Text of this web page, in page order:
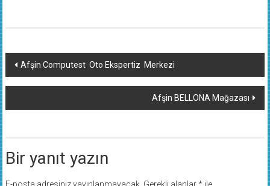
Yazı
dolaşımı
Afşin Computest Oto Ekspertiz Merkezi
Afşin BELLONA Mağazası
Bir yanıt yazın